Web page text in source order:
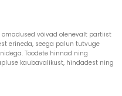
omadused võivad olenevalt partiist
erineda, seega palun tutvuge
Toodete hinnad ning
kaubavalikust, hindadest ning